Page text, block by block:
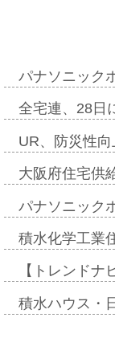
パナソニック
全宅連、28日
UR、防災性
大阪府住宅供
パナソニック
積水化学工業
【トレンド
積水ハウス・